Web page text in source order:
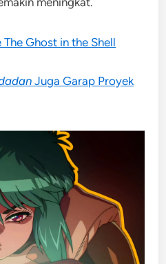
Ghost in the Shell
Juga Garap Proyek